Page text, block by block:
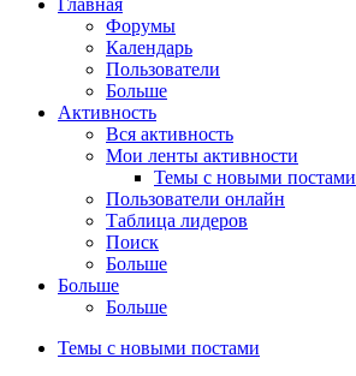
Форумы
Календарь
Пользователи
Больше
Активность
Вся активность
Мои ленты активности
Темы с новыми постами
Пользователи онлайн
Таблица лидеров
Поиск
Больше
Больше
Больше
Темы с новыми постами